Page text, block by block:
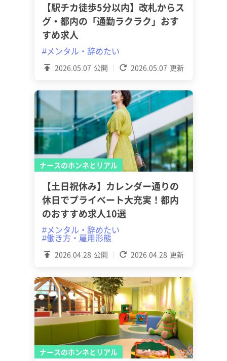
2026.05.07 公開 2026.05.07 更新
【駅チカ徒歩5分以内】改札からス
グ・都内の「通勤ラクラク」おす
すめ求人
#メンタル・辞めたい
ナースのホンネとリアル
2026.04.28 公開 2026.04.28 更新
【土日祝休み】カレンダー通りの
休日でプライベート大充実！都内
のおすすめ求人10選
#メンタル・辞めたい
#働き方・雇用形態
ナースのホンネとリアル